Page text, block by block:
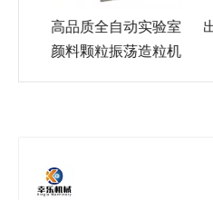
出售高效药品快速制
粒机